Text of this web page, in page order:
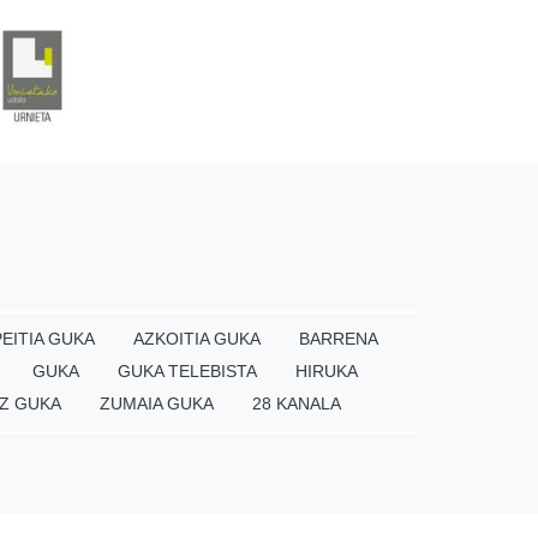
GUKA AZKOITIA GUKA
BARRENA
GUKA GUKA TELEBISTA
HIRUKA
GUKA ZUMAIA GUKA 28 KANALA